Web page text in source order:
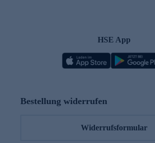
HSE App
Bestellung widerrufen
Widerrufsformular